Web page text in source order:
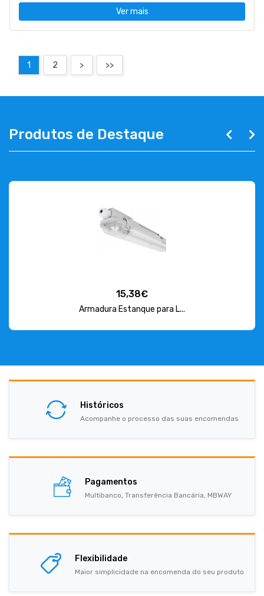
Ver mais
1 2 > >>
Produtos de Destaque
15,38€
Armadura Estanque para L...
Históricos
Acompanhe o processo das suas encomendas
Pagamentos
Multibanco, Transferência Bancária, MBWAY
Flexibilidade
Maior simplicidade na encomenda do seu produto